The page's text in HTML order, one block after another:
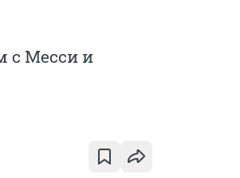
с Месси и